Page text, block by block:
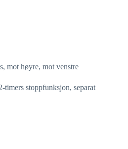
mot høyre, mot venstre
timers stoppfunksjon, separat